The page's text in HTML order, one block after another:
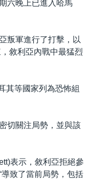
六晚上已進入哈馬
叛軍進行了打擊，以
敘利亞內戰中最猛烈
其等國家列為恐怖組
切關注局勢，並與該
表示，敘利亞拒絕參
致了當前局勢，包括